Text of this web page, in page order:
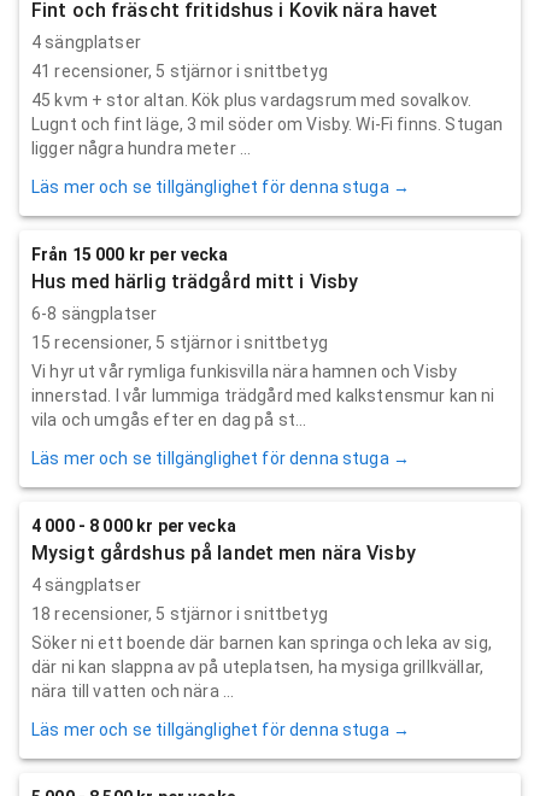
Fint och fräscht fritidshus i Kovik nära havet
4 sängplatser
41 recensioner, 5 stjärnor i snittbetyg
45 kvm + stor altan. Kök plus vardagsrum med sovalkov.
Lugnt och fint läge, 3 mil söder om Visby. Wi-Fi finns. Stugan
ligger några hundra meter ...
Läs mer och se tillgänglighet för denna stuga →
Från 15 000 kr per vecka
Hus med härlig trädgård mitt i Visby
6-8 sängplatser
15 recensioner, 5 stjärnor i snittbetyg
Vi hyr ut vår rymliga funkisvilla nära hamnen och Visby
innerstad. I vår lummiga trädgård med kalkstensmur kan ni
vila och umgås efter en dag på st...
Läs mer och se tillgänglighet för denna stuga →
4 000 - 8 000 kr per vecka
Mysigt gårdshus på landet men nära Visby
4 sängplatser
18 recensioner, 5 stjärnor i snittbetyg
Söker ni ett boende där barnen kan springa och leka av sig,
där ni kan slappna av på uteplatsen, ha mysiga grillkvällar,
nära till vatten och nära ...
Läs mer och se tillgänglighet för denna stuga →